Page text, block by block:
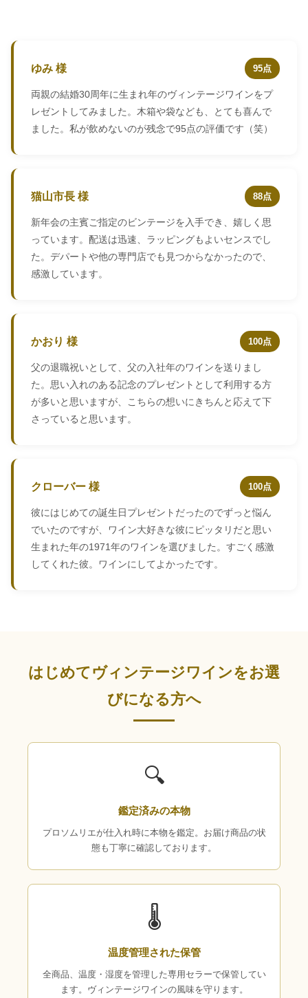
ゆみ 様 95点
両親の結婚30周年に生まれ年のヴィンテージワインをプ
レゼントしてみました。木箱や袋なども、とても喜んで
ました。私が飲めないのが残念で95点の評価です（笑）
猫山市長 様 88点
新年会の主賓ご指定のビンテージを入手でき、嬉しく思
っています。配送は迅速、ラッピングもよいセンスでし
た。デパートや他の専門店でも見つからなかったので、
感激しています。
かおり 様 100点
父の退職祝いとして、父の入社年のワインを送りまし
た。思い入れのある記念のプレゼントとして利用する方
が多いと思いますが、こちらの想いにきちんと応えて下
さっていると思います。
クローバー 様 100点
彼にはじめての誕生日プレゼントだったのでずっと悩ん
でいたのですが、ワイン大好きな彼にピッタリだと思い
生まれた年の1971年のワインを選びました。すごく感激
してくれた彼。ワインにしてよかったです。
はじめてヴィンテージワインをお選
びになる方へ
🔍
鑑定済みの本物
プロソムリエが仕入れ時に本物を鑑定。お届け商品の状
態も丁寧に確認しております。
🌡
温度管理された保管
全商品、温度・湿度を管理した専用セラーで保管してい
ます。ヴィンテージワインの風味を守ります。